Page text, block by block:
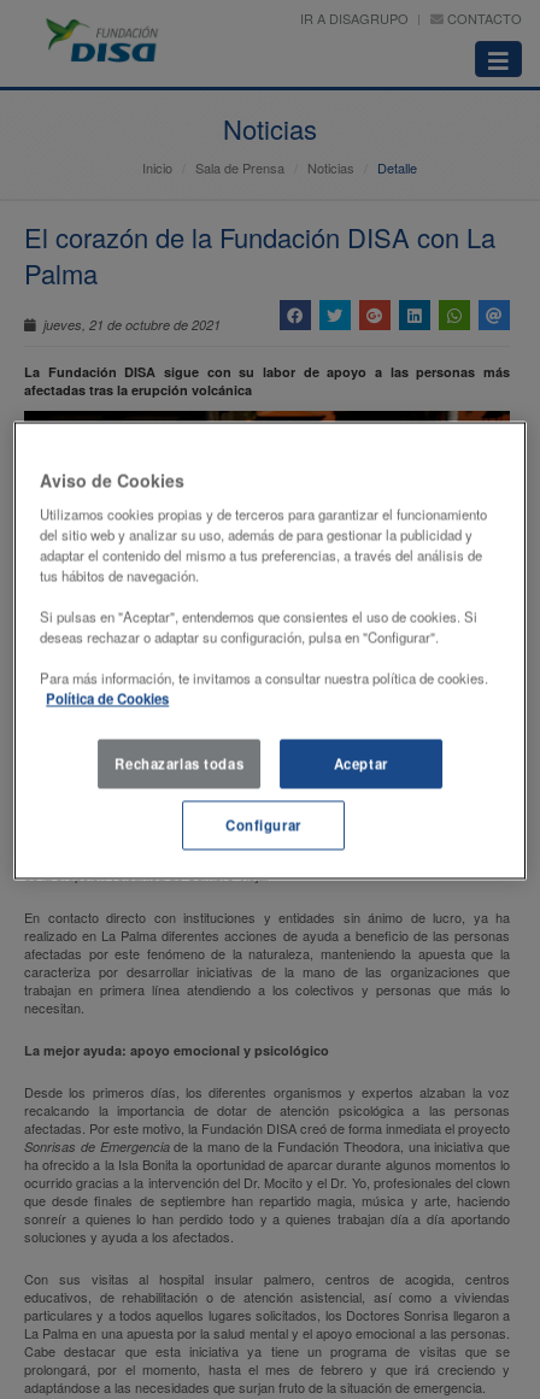
IR A DISAGRUPO
CONTACTO
Abrir
menú
Noticias
Inicio Sala de Prensa Noticias Detalle
El corazón de la Fundación DISA con La
Palma
jueves, 21 de octubre de 2021
La Fundación DISA sigue con su labor de apoyo a las personas más
afectadas tras la erupción volcánica
su agilidad frente a las necesidades que van surgiendo en el entorno que las
acoge. La Fundación DISA, convencida de esta capacidad, sigue haciendo uso de
ella cada vez que la situación lo requiere. Un ejemplo claro fue su gestión de ayuda
ante la pandemia sufrida el pasado año, pero ahora, vuelve a reafirmar su
compromiso ante la sociedad, concretamente ante la palmera, gracias a una serie
de acciones y ayudas de emergencia puestas en marcha en el momento del inicio
de la erupción volcánica de Cumbre Vieja.
En contacto directo con instituciones y entidades sin ánimo de lucro, ya ha
realizado en La Palma diferentes acciones de ayuda a beneficio de las personas
afectadas por este fenómeno de la naturaleza, manteniendo la apuesta que la
caracteriza por desarrollar iniciativas de la mano de las organizaciones que
trabajan en primera línea atendiendo a los colectivos y personas que más lo
necesitan.
La mejor ayuda: apoyo emocional y psicológico
Desde los primeros días, los diferentes organismos y expertos alzaban la voz
recalcando la importancia de dotar de atención psicológica a las personas
afectadas. Por este motivo, la Fundación DISA creó de forma inmediata el proyecto
Sonrisas de Emergenciade la mano de la Fundación Theodora, una iniciativa que
ha ofrecido a la Isla Bonita la oportunidad de aparcar durante algunos momentos lo
ocurrido gracias a la intervención del Dr. Mocito y el Dr. Yo, profesionales del clown
que desde finales de septiembre han repartido magia, música y arte, haciendo
sonreír a quienes lo han perdido todo y a quienes trabajan día a día aportando
soluciones y ayuda a los afectados.
Con sus visitas al hospital insular palmero, centros de acogida, centros
educativos, de rehabilitación o de atención asistencial, así como a viviendas
particulares y a todos aquellos lugares solicitados, los Doctores Sonrisa llegaron a
La Palma en una apuesta por la salud mental y el apoyo emocional a las personas.
Cabe destacar que esta iniciativa ya tiene un programa de visitas que se
prolongará, por el momento, hasta el mes de febrero y que irá creciendo y
adaptándose a las necesidades que surjan fruto de la situación de emergencia.
Aviso de Cookies
Utilizamos cookies propias y de terceros para garantizar el funcionamiento
del sitio web y analizar su uso, además de para gestionar la publicidad y
adaptar el contenido del mismo a tus preferencias, a través del análisis de
tus hábitos de navegación.
Si pulsas en "Aceptar", entendemos que consientes el uso de cookies. Si
deseas rechazar o adaptar su configuración, pulsa en "Configurar".
Para más información, te invitamos a consultar nuestra política de cookies.
Política de Cookies
Rechazarlas todas Aceptar
Configurar